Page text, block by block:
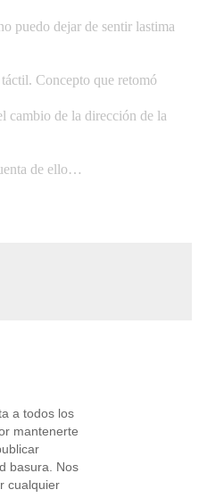
puedo dejar de sentir lastima
Concepto que retomó
cambio de la dirección de la
de ello…
a todos los
mantenerte
basura. Nos
cualquier